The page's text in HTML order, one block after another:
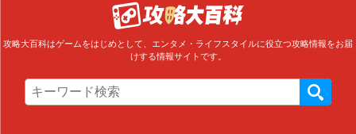
攻略大百科はゲームをはじめとして、エンタメ・ライフスタイルに役立つ攻略情報をお届
けする情報サイトです。